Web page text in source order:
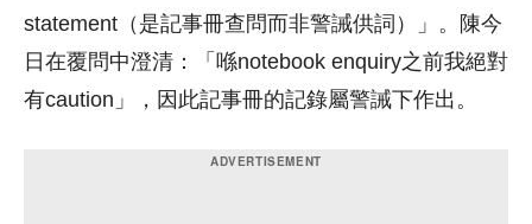
statement（是記事冊查問而非警誡供詞）」。陳今
日在覆問中澄清：「喺notebook enquiry之前我絕對
有caution」，因此記事冊的記錄屬警誡下作出。